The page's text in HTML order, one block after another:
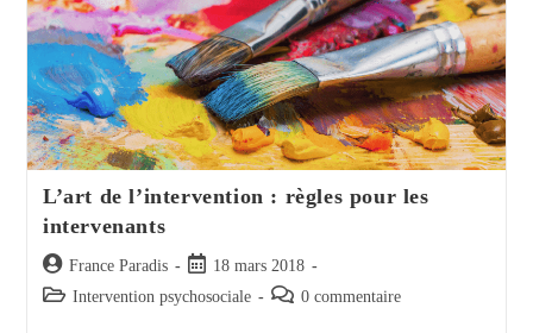
L’art de l’intervention : règles pour les
intervenants
Auteur/autrice
de
France Paradis
Post
published:
18 mars 2018
Post Intervention psychosociale
Post 0 commentaire